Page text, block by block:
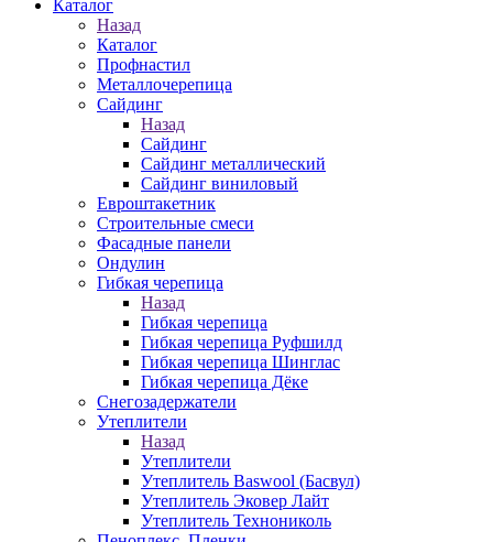
Каталог
Назад
Каталог
Профнастил
Металлочерепица
Сайдинг
Назад
Сайдинг
Сайдинг металлический
Сайдинг виниловый
Евроштакетник
Строительные смеси
Фасадные панели
Ондулин
Гибкая черепица
Назад
Гибкая черепица
Гибкая черепица Руфшилд
Гибкая черепица Шинглас
Гибкая черепица Дёке
Снегозадержатели
Утеплители
Назад
Утеплители
Утеплитель Baswool (Басвул)
Утеплитель Эковер Лайт
Утеплитель Технониколь